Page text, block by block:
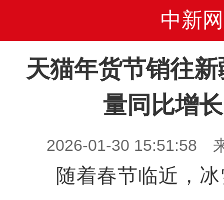
中新网
天猫年货节销往
量同比增
2026-01-30 15:51:58
随着春节临近，冰